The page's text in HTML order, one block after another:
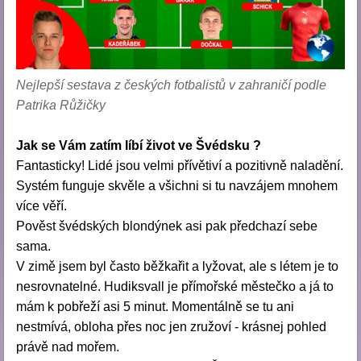
Nejlepší sestava z českých fotbalistů v zahraničí podle
Patrika Růžičky
Jak se Vám zatím líbí život ve Švédsku ?
Fantasticky! Lidé jsou velmi přívětiví a pozitivně naladění.
Systém funguje skvěle a všichni si tu navzájem mnohem
více věří.
Pověst švédských blondýnek asi pak předchazí sebe
sama.
V zimě jsem byl často běžkařit a lyžovat, ale s létem je to
nesrovnatelné. Hudiksvall je přímořské městečko a já to
mám k pobřeží asi 5 minut. Momentálně se tu ani
nestmívá, obloha přes noc jen zružoví - krásnej pohled
právě nad mořem.